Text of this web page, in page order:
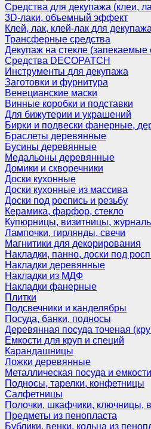
Средства для декупажа (клеи,
3D-лаки, объемный эффект
Клей, лак, клей-лак для декупажа
Трансферные средства
Декупаж на стекле (запекаемые
Средства DECOPATCH
Инструменты для декупажа
Заготовки и фурнитура
Венецианские маски
Винные коробки и подставки
Для бижутерии и украшений
Бирки и подвески фанерные,
Браслеты деревянные
Бусины деревянные
Медальоны деревянные
Домики и скворечники
Доски кухонные
Доски кухонные из массива
Доски под роспись и резьбу
Керамика, фарфор, стекло
Купюрницы, визитницы,
Лампочки, гирлянды, свечи
Магнитики для декорирования
Накладки, панно, доски под
Накладки деревянные
Накладки из МДФ
Накладки фанерные
Плитки
Подсвечники и канделябры
Посуда, банки, подносы
Деревянная посуда точеная
Емкости для круп и специй
Карандашницы
Ложки деревянные
Металлическая посуда и емкости
Подносы, тарелки, конфетницы
Салфетницы
Полочки, шкафчики, ключницы,
Предметы из пенопласта
Бублики, венки, кольца из